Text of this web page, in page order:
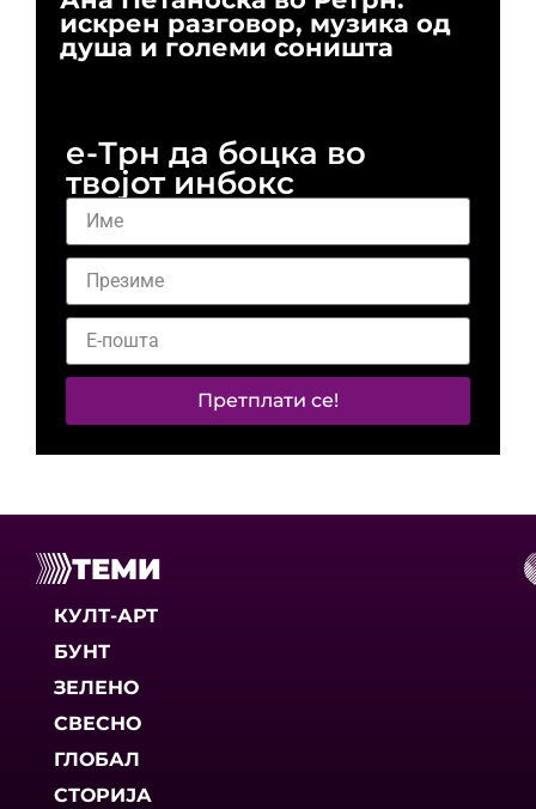
искрен разговор, музика од
душа и големи соништа
е-Трн да боцка во
твојот инбокс
Претплати се!
ТЕМИ
КУЛТ-АРТ
БУНТ
ЗЕЛЕНО
СВЕСНО
ГЛОБАЛ
СТОРИЈА